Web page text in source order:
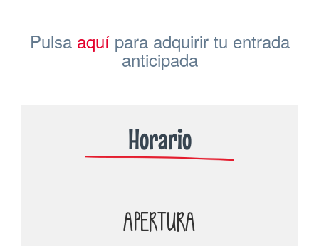
Pulsa aquípara adquirir tu entrada
anticipada
Horario
APERTURA